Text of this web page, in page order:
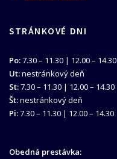
STRÁNKOVÉ DNI
Po:7.30 – 11.30 | 12.00 – 14.30
Ut:nestránkový deň
St:7.30 – 11.30 | 12.00 – 14.30
Št:nestránkový deň
Pi:7.30 – 11.30 | 12.00 – 14.30
Obedná prestávka: